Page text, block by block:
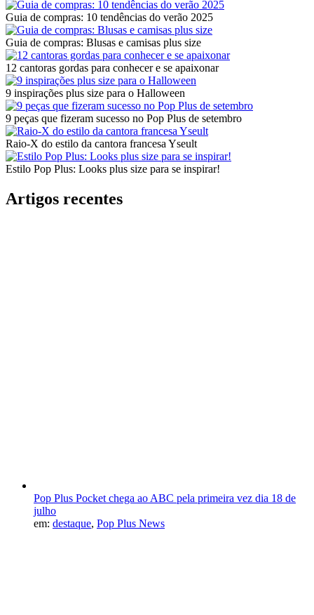
Guia de compras: 10 tendências do verão 2025
Guia de compras: Blusas e camisas plus size
12 cantoras gordas para conhecer e se apaixonar
9 inspirações plus size para o Halloween
9 peças que fizeram sucesso no Pop Plus de setembro
Raio-X do estilo da cantora francesa Yseult
Estilo Pop Plus: Looks plus size para se inspirar!
Artigos recentes
Pop Plus Pocket chega ao ABC pela primeira vez dia 18 de
julho
em: destaque, Pop Plus News